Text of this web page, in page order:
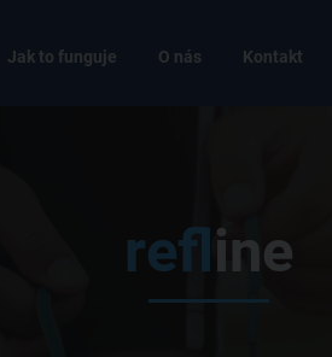
Jak to funguje O nás Kontakt
ref line